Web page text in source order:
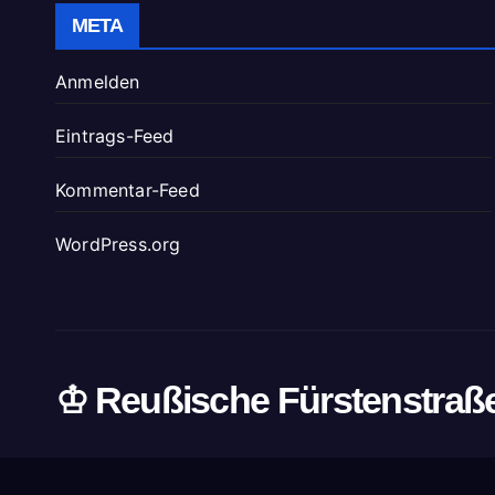
META
Anmelden
Eintrags-Feed
Kommentar-Feed
WordPress.org
♔ Reußische